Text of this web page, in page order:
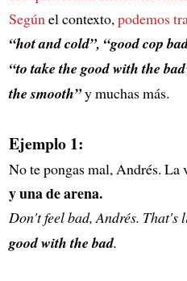
Según el contexto, podemos
“hot and cold”, “good cop
“to take the good with the
the smooth”y muchas más.
Ejemplo 1:
No te pongas mal, Andrés. La
y una de arena.
Don't feel bad, Andrés. That's
good with the bad.